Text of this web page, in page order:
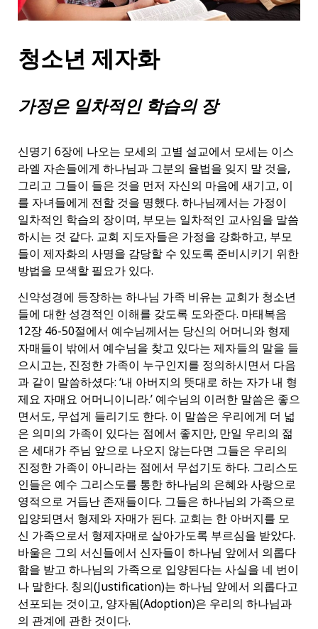
청소년 제자화
가정은 일차적인 학습의 장
신명기 6장에 나오는 모세의 고별 설교에서 모세는 이스
라엘 자손들에게 하나님과 그분의 율법을 잊지 말 것을,
그리고 그들이 들은 것을 먼저 자신의 마음에 새기고, 이
를 자녀들에게 전할 것을 명했다. 하나님께서는 가정이
일차적인 학습의 장이며, 부모는 일차적인 교사임을 말씀
하시는 것 같다. 교회 지도자들은 가정을 강화하고, 부모
들이 제자화의 사명을 감당할 수 있도록 준비시키기 위한
방법을 모색할 필요가 있다.
신약성경에 등장하는 하나님 가족 비유는 교회가 청소년
들에 대한 성경적인 이해를 갖도록 도와준다. 마태복음
12장 46-50절에서 예수님께서는 당신의 어머니와 형제
자매들이 밖에서 예수님을 찾고 있다는 제자들의 말을 들
으시고는, 진정한 가족이 누구인지를 정의하시면서 다음
과 같이 말씀하셨다: ‘내 아버지의 뜻대로 하는 자가 내 형
제요 자매요 어머니이니라.’ 예수님의 이러한 말씀은 좋으
면서도, 무섭게 들리기도 한다. 이 말씀은 우리에게 더 넓
은 의미의 가족이 있다는 점에서 좋지만, 만일 우리의 젊
은 세대가 주님 앞으로 나오지 않는다면 그들은 우리의
진정한 가족이 아니라는 점에서 무섭기도 하다. 그리스도
인들은 예수 그리스도를 통한 하나님의 은혜와 사랑으로
영적으로 거듭난 존재들이다. 그들은 하나님의 가족으로
입양되면서 형제와 자매가 된다. 교회는 한 아버지를 모
신 가족으로서 형제자매로 살아가도록 부르심을 받았다.
바울은 그의 서신들에서 신자들이 하나님 앞에서 의롭다
함을 받고 하나님의 가족으로 입양된다는 사실을 네 번이
나 말한다. 칭의(Justification)는 하나님 앞에서 의롭다고
선포되는 것이고, 양자됨(Adoption)은 우리의 하나님과
의 관계에 관한 것이다.